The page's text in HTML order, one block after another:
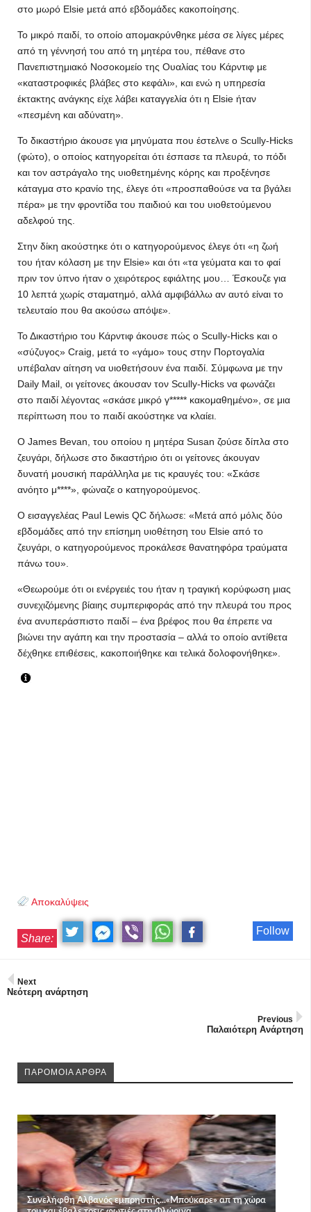
στο μωρό Elsie μετά από εβδομάδες κακοποίησης.
Το μικρό παιδί, το οποίο απομακρύνθηκε μέσα σε λίγες μέρες
από τη γέννησή του από τη μητέρα του, πέθανε στο
Πανεπιστημιακό Νοσοκομείο της Ουαλίας του Κάρντιφ με
«καταστροφικές βλάβες στο κεφάλι», και ενώ η υπηρεσία
έκτακτης ανάγκης είχε λάβει καταγγελία ότι η Elsie ήταν
«πεσμένη και αδύνατη».
Το δικαστήριο άκουσε για μηνύματα που έστελνε ο Scully-Hicks
(φώτο), ο οποίος κατηγορείται ότι έσπασε τα πλευρά, το πόδι
και τον αστράγαλο της υιοθετημένης κόρης και προξένησε
κάταγμα στο κρανίο της, έλεγε ότι «προσπαθούσε να τα βγάλει
πέρα» με την φροντίδα του παιδιού και του υιοθετούμενου
αδελφού της.
Στην δίκη ακούστηκε ότι ο κατηγορούμενος έλεγε ότι «η ζωή
του ήταν κόλαση με την Elsie» και ότι «τα γεύματα και το φαί
πριν τον ύπνο ήταν ο χειρότερος εφιάλτης μου… Έσκουζε για
10 λεπτά χωρίς σταματημό, αλλά αμφιβάλλω αν αυτό είναι το
τελευταίο που θα ακούσω απόψε».
Το Δικαστήριο του Κάρντιφ άκουσε πώς ο Scully-Hicks και ο
«σύζυγος» Craig, μετά το «γάμο» τους στην Πορτογαλία
υπέβαλαν αίτηση να υιοθετήσουν ένα παιδί. Σύμφωνα με την
Daily Mail, οι γείτονες άκουσαν τον Scully-Hicks να φωνάζει
στο παιδί λέγοντας «σκάσε μικρό γ***** κακομαθημένο», σε μια
περίπτωση που το παιδί ακούστηκε να κλαίει.
Ο James Bevan, του οποίου η μητέρα Susan ζούσε δίπλα στο
ζευγάρι, δήλωσε στο δικαστήριο ότι οι γείτονες άκουγαν
δυνατή μουσική παράλληλα με τις κραυγές του: «Σκάσε
ανόητο μ****», φώναζε ο κατηγορούμενος.
Ο εισαγγελέας Paul Lewis QC δήλωσε: «Μετά από μόλις δύο
εβδομάδες από την επίσημη υιοθέτηση του Elsie από το
ζευγάρι, ο κατηγορούμενος προκάλεσε θανατηφόρα τραύματα
πάνω του».
«Θεωρούμε ότι οι ενέργειές του ήταν η τραγική κορύφωση μιας
συνεχιζόμενης βίαιης συμπεριφοράς από την πλευρά του προς
ένα ανυπεράσπιστο παιδί – ένα βρέφος που θα έπρεπε να
βιώνει την αγάπη και την προστασία – αλλά το οποίο αντίθετα
δέχθηκε επιθέσεις, κακοποιήθηκε και τελικά δολοφονήθηκε».
Αποκαλύψεις
Follow
Share:
Next
Νεότερη ανάρτηση
Previous
Παλαιότερη Ανάρτηση
ΠΑΡΟΜΟΙΑ ΑΡΘΡΑ